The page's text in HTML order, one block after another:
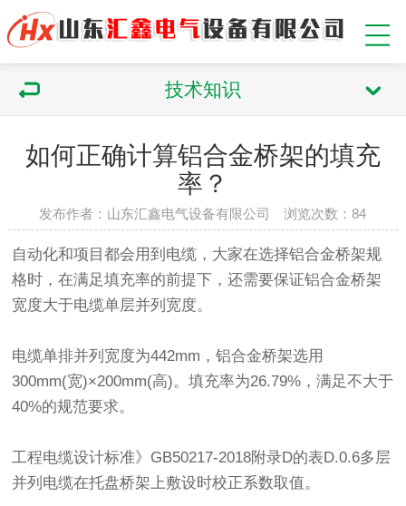
技术知识
如何正确计算铝合金桥架的填充
率？
发布作者：山东汇鑫电气设备有限公司 浏览次数：84
自动化和项目都会用到电缆，大家在选择铝合金桥架规
格时，在满足填充率的前提下，还需要保证铝合金桥架
宽度大于电缆单层并列宽度。
电缆单排并列宽度为442mm，铝合金桥架选用
300mm(宽)×200mm(高)。填充率为26.79%，满足不大于
40%的规范要求。
工程电缆设计标准》GB50217-2018附录D的表D.0.6多层
并列电缆在托盘桥架上敷设时校正系数取值。